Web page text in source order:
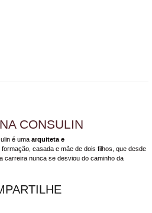
CONSULIN
é uma arquiteta e
formação, casada e mãe de dois filhos, que desde
carreira nunca se desviou do caminho da